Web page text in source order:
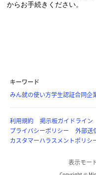
からお手続きください。
キーワード
みん就の使い方学生認証合同企
利用規約 掲示板ガイドライン
プライバシーポリシー
外部送
カスタマーハラスメントポリシ
表示モー